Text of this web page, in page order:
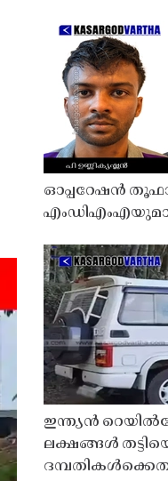
ഓപ്പറേഷൻ
ഇന്ത്യൻ
ലക്ഷങ്ങൾ